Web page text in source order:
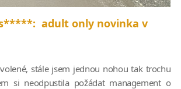
adult only novinka v
stále jsem jednou nohou tak trochu
si neodpustila požádat management o